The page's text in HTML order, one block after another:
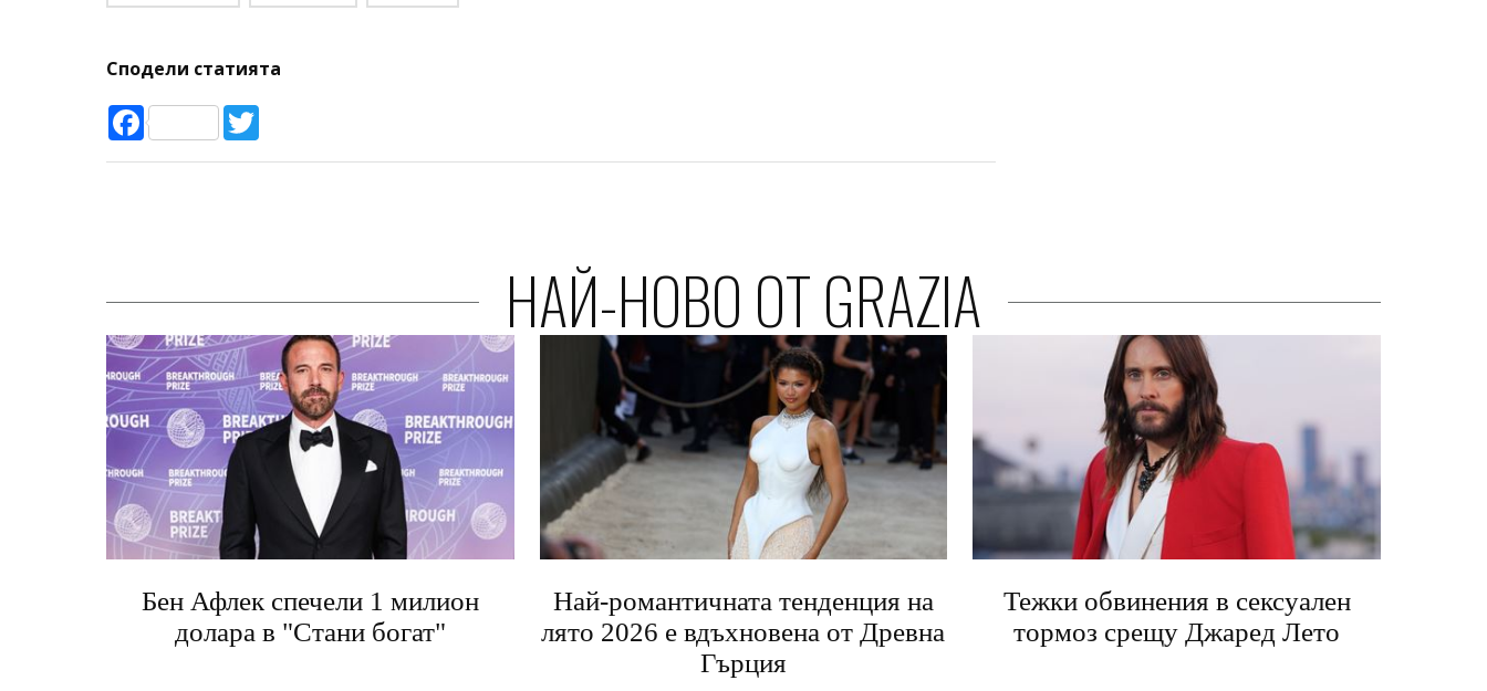
Сподели статията
Facebook
НАЙ-НОВО ОТ GRAZIA
Бен Афлек спечели 1 милион
долара в "Стани богат"
Най-романтичната тенденция на
лято 2026 е вдъхновена от Древна
Гърция
Тежки обвинения в сексуален
тормоз срещу Джаред Лето